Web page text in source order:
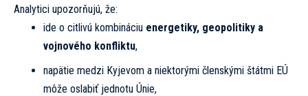
Analytici upozorňujú, že:
ide o citlivú kombináciu energetiky, geopolitiky a
vojnového konfliktu,
napätie medzi Kyjevom a niektorými členskými štátmi EÚ
môže oslabiť jednotu Únie,